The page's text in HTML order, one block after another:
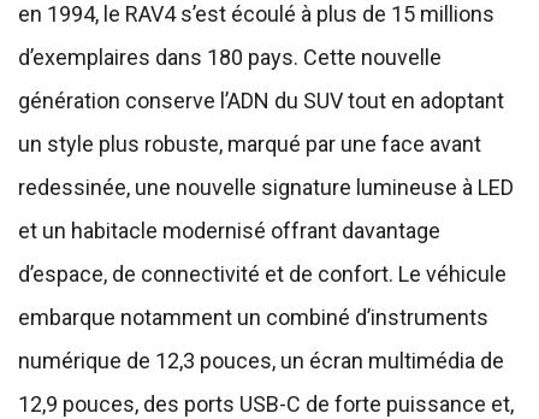
en 1994, le RAV4 s’est écoulé à plus de 15 millions
d’exemplaires dans 180 pays. Cette nouvelle
génération conserve l’ADN du SUV tout en adoptant
un style plus robuste, marqué par une face avant
redessinée, une nouvelle signature lumineuse à LED
et un habitacle modernisé offrant davantage
d’espace, de connectivité et de confort. Le véhicule
embarque notamment un combiné d’instruments
numérique de 12,3 pouces, un écran multimédia de
12,9 pouces, des ports USB-C de forte puissance et,